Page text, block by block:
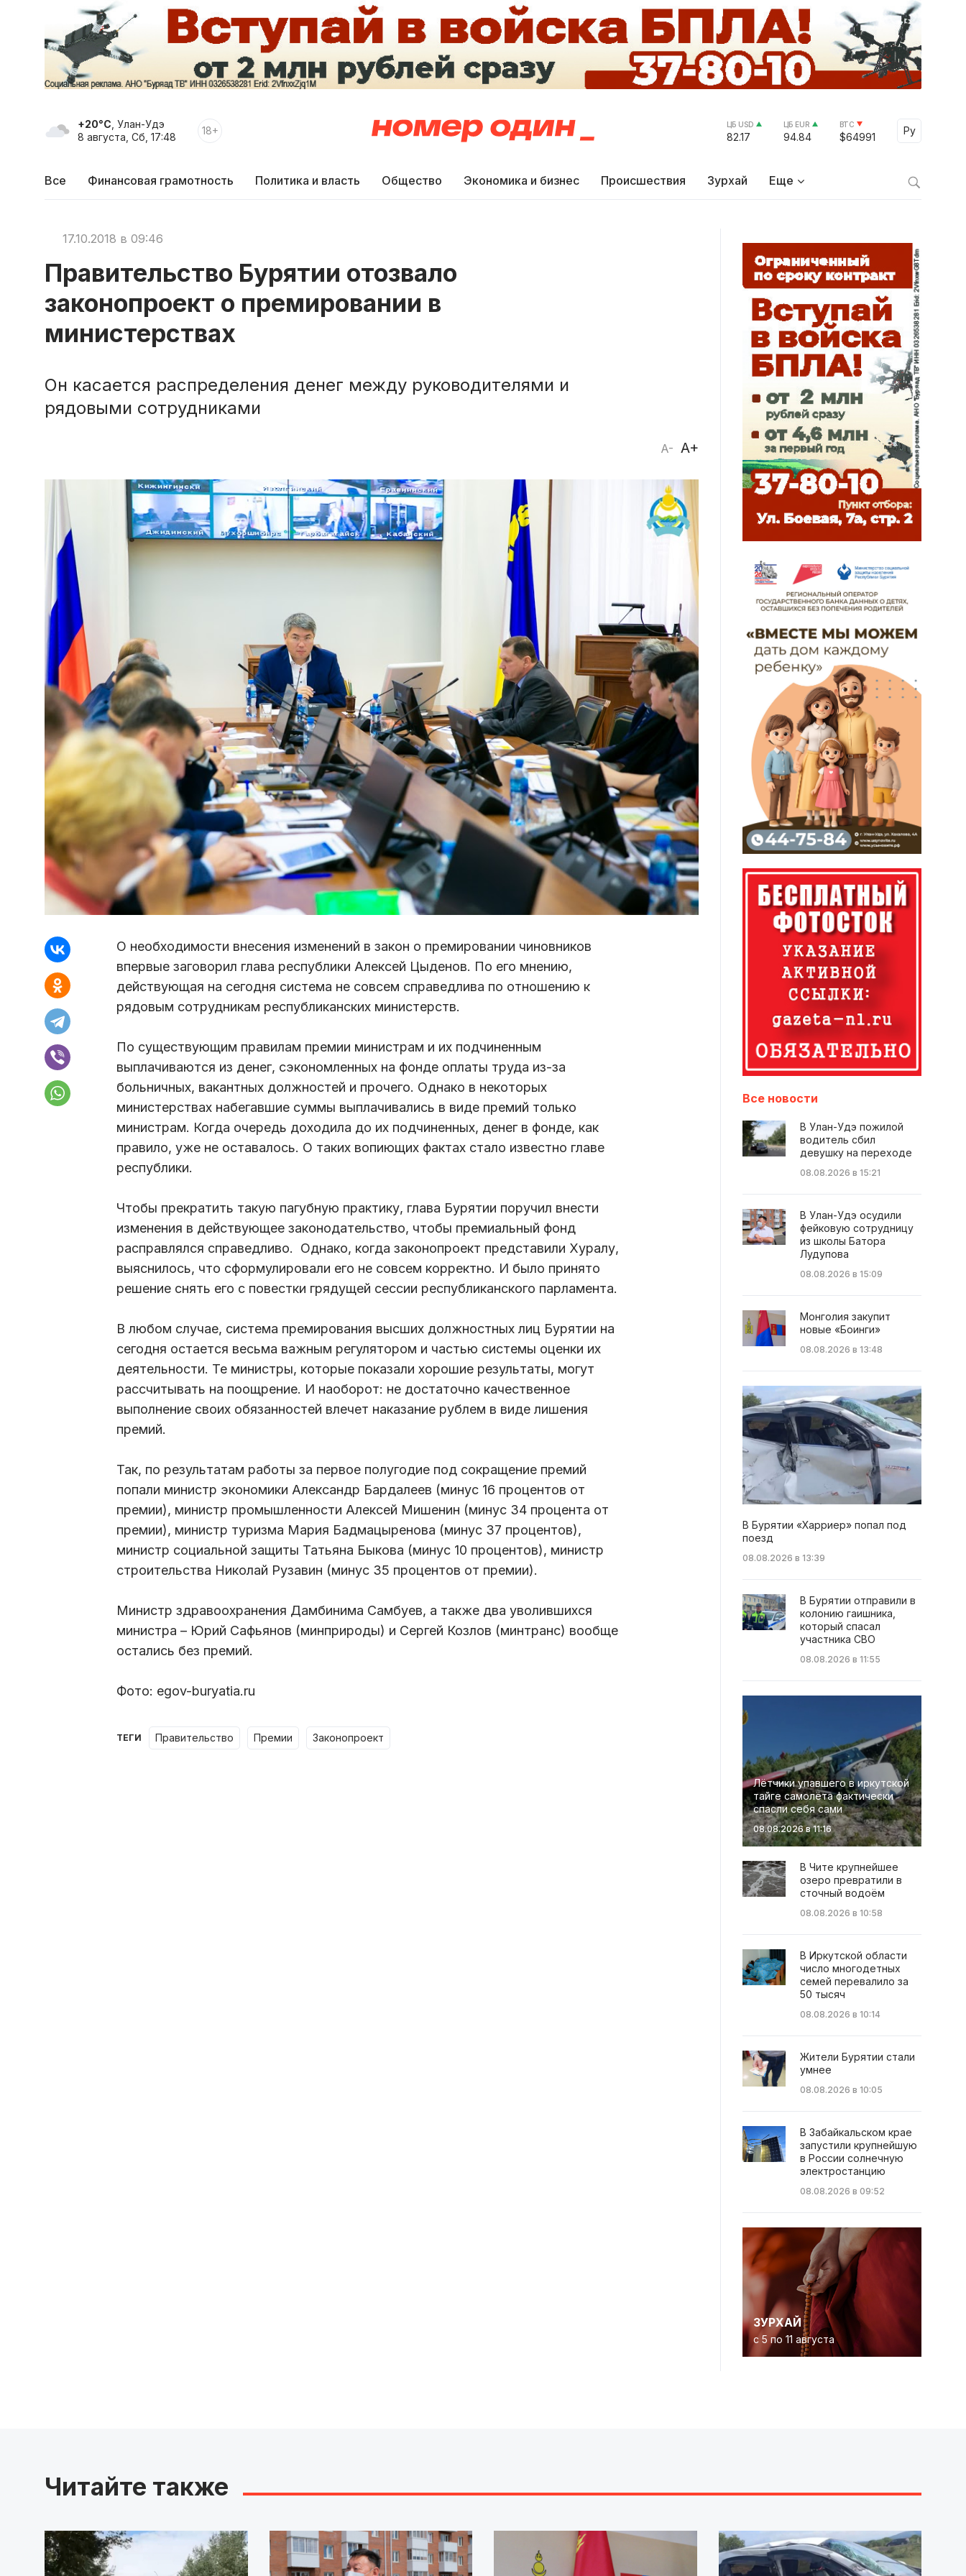
+20°C , Улан-Удэ
8 августа, Сб, 17:48
18+ ЦБ USD
82.17
ЦБ EUR
94.84
BTC
$64991
Ру
Select
Все Финансовая грамотность Политика и власть Общество Экономика и бизнес Происшествия Зурхай Еще
17.10.2018 в 09:46
Правительство Бурятии отозвало
законопроект о премировании в
министерствах
Он касается распределения денег между руководителями и
рядовыми сотрудниками
A- A+
О необходимости внесения изменений в закон о премировании чиновников
впервые заговорил глава республики Алексей Цыденов. По его мнению,
действующая на сегодня система не совсем справедлива по отношению к
рядовым сотрудникам республиканских министерств.
По существующим правилам премии министрам и их подчиненным
выплачиваются из денег, сэкономленных на фонде оплаты труда из-за
больничных, вакантных должностей и прочего. Однако в некоторых
министерствах набегавшие суммы выплачивались в виде премий только
министрам. Когда очередь доходила до их подчиненных, денег в фонде, как
правило, уже не оставалось. О таких вопиющих фактах стало известно главе
республики.
Чтобы прекратить такую пагубную практику, глава Бурятии поручил внести
изменения в действующее законодательство, чтобы премиальный фонд
расправлялся справедливо. Однако, когда законопроект представили Хуралу,
выяснилось, что сформулировали его не совсем корректно. И было принято
решение снять его с повестки грядущей сессии республиканского парламента.
В любом случае, система премирования высших должностных лиц Бурятии на
сегодня остается весьма важным регулятором и частью системы оценки их
деятельности. Те министры, которые показали хорошие результаты, могут
рассчитывать на поощрение. И наоборот: не достаточно качественное
выполнение своих обязанностей влечет наказание рублем в виде лишения
премий.
Так, по результатам работы за первое полугодие под сокращение премий
попали министр экономики Александр Бардалеев (минус 16 процентов от
премии), министр промышленности Алексей Мишенин (минус 34 процента от
премии), министр туризма Мария Бадмацыренова (минус 37 процентов),
министр социальной защиты Татьяна Быкова (минус 10 процентов), министр
строительства Николай Рузавин (минус 35 процентов от премии).
Министр здравоохранения Дамбинима Самбуев, а также два уволившихся
министра – Юрий Сафьянов (минприроды) и Сергей Козлов (минтранс) вообще
остались без премий.
Фото: egov-buryatia.ru
ТЕГИ правительство премии законопроект
Все новости
В Улан-Удэ пожилой
водитель сбил
девушку на переходе
08.08.2026 в 15:21
В Улан-Удэ осудили
фейковую сотрудницу
из школы Батора
Лудупова
08.08.2026 в 15:09
Монголия закупит
новые «Боинги»
08.08.2026 в 13:48
В Бурятии «Харриер» попал под
поезд
08.08.2026 в 13:39
В Бурятии отправили в
колонию гаишника,
который спасал
участника СВО
08.08.2026 в 11:55
Лётчики упавшего в иркутской
тайге самолёта фактически
спасли себя сами
08.08.2026 в 11:16
В Чите крупнейшее
озеро превратили в
сточный водоём
08.08.2026 в 10:58
В Иркутской области
число многодетных
семей перевалило за
50 тысяч
08.08.2026 в 10:14
Жители Бурятии стали
умнее
08.08.2026 в 10:05
В Забайкальском крае
запустили крупнейшую
в России солнечную
электростанцию
08.08.2026 в 09:52
ЗУРХАЙ
с 5 по 11 августа
Читайте также